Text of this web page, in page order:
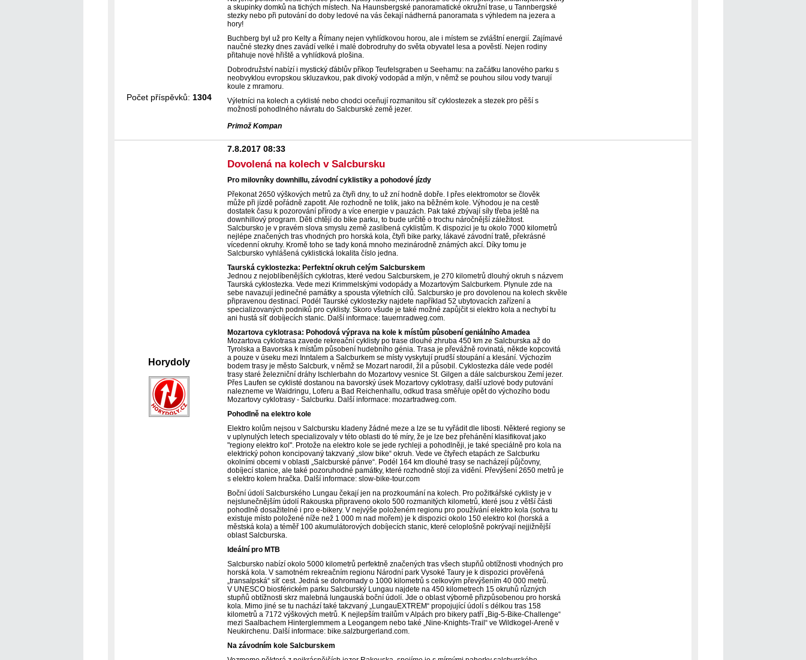
a skupinky domků na tichých místech. Na Haunsbergské panoramatické okružní trase, u Tannbergské
stezky nebo při putování do doby ledové na vás čekají nádherná panoramata s výhledem na jezera a
hory!
Buchberg byl už pro Kelty a Římany nejen vyhlídkovou horou, ale i místem se zvláštní energií. Zajímavé
naučné stezky dnes zavádí velké i malé dobrodruhy do světa obyvatel lesa a pověstí. Nejen rodiny
přitahuje nové hřiště a vyhlídková plošina.
Dobrodružství nabízí i mystický ďáblův příkop Teufelsgraben u Seehamu: na začátku lanového parku s
neobvyklou evropskou skluzavkou, pak divoký vodopád a mlýn, v němž se pouhou silou vody tvarují
koule z mramoru.
Výletníci na kolech a cyklisté nebo chodci oceňují rozmanitou síť cyklostezek a stezek pro pěší s
možností pohodlného návratu do Salcburské země jezer.
Primož Kompan
Počet příspěvků: 1304
Horydoly
7.8.2017 08:33
Dovolená na kolech v Salcbursku
Pro milovníky downhillu, závodní cyklistiky a pohodové jízdy
Překonat 2650 výškových metrů za čtyři dny, to už zní hodně dobře. I přes elektromotor se člověk
může při jízdě pořádně zapotit. Ale rozhodně ne tolik, jako na běžném kole. Výhodou je na cestě
dostatek času k pozorování přírody a více energie v pauzách. Pak také zbývají síly třeba ještě na
downhillový program. Děti chtějí do bike parku, to bude určitě o trochu náročnější záležitost.
Salcbursko je v pravém slova smyslu země zaslíbená cyklistům. K dispozici je tu okolo 7000 kilometrů
nejlépe značených tras vhodných pro horská kola, čtyři bike parky, lákavé závodní tratě, překrásné
vícedenní okruhy. Kromě toho se tady koná mnoho mezinárodně známých akcí. Díky tomu je
Salcbursko vyhlášená cyklistická lokalita číslo jedna.
Taurská cyklostezka: Perfektní okruh celým Salcburskem
Jednou z nejoblíbenějších cyklotras, které vedou Salcburskem, je 270 kilometrů dlouhý okruh s názvem
Taurská cyklostezka. Vede mezi Krimmelskými vodopády a Mozartovým Salcburkem. Plynule zde na
sebe navazují jedinečné památky a spousta výletních cílů. Salcbursko je pro dovolenou na kolech skvěle
připravenou destinací. Podél Taurské cyklostezky najdete například 52 ubytovacích zařízení a
specializovaných podniků pro cyklisty. Skoro všude je také možné zapůjčit si elektro kola a nechybí tu
ani hustá síť dobíjecích stanic. Další informace: tauernradweg.com.
Mozartova cyklotrasa: Pohodová výprava na kole k místům působení geniálního Amadea
Mozartova cyklotrasa zavede rekreační cyklisty po trase dlouhé zhruba 450 km ze Salcburska až do
Tyrolska a Bavorska k místům působení hudebního génia. Trasa je převážně rovinatá, někde kopcovitá
a pouze v úseku mezi Inntalem a Salcburkem se místy vyskytují prudší stoupání a klesání. Výchozím
bodem trasy je město Salcburk, v němž se Mozart narodil, žil a působil. Cyklostezka dále vede podél
trasy staré železniční dráhy Ischlerbahn do Mozartovy vesnice St. Gilgen a dále salcburskou Zemí jezer.
Přes Laufen se cyklisté dostanou na bavorský úsek Mozartovy cyklotrasy, další uzlové body putování
nalezneme ve Waidringu, Loferu a Bad Reichenhallu, odkud trasa směřuje opět do výchozího bodu
Mozartovy cyklotrasy - Salcburku. Další informace: mozartradweg.com.
Pohodlně na elektro kole
Elektro kolům nejsou v Salcbursku kladeny žádné meze a lze se tu vyřádit dle libosti. Některé regiony se
v uplynulých letech specializovaly v této oblasti do té míry, že je lze bez přehánění klasifikovat jako
"regiony elektro kol". Protože na elektro kole se jede rychleji a pohodlněji, je také speciálně pro kola na
elektrický pohon koncipovaný takzvaný „slow bike“ okruh. Vede ve čtyřech etapách ze Salcburku
okolními obcemi v oblasti „Salcburské pánve“. Podél 164 km dlouhé trasy se nacházejí půjčovny,
dobíjecí stanice, ale také pozoruhodné památky, které rozhodně stojí za vidění. Převýšení 2650 metrů je
s elektro kolem hračka. Další informace: slow-bike-tour.com
Boční údolí Salcburského Lungau čekají jen na prozkoumání na kolech. Pro požitkářské cyklisty je v
nejslunečnějším údolí Rakouska připraveno okolo 500 rozmanitých kilometrů, které jsou z větší části
pohodlně dosažitelné i pro e-bikery. V nejvýše položeném regionu pro používání elektro kola (sotva tu
existuje místo položené níže než 1 000 m nad mořem) je k dispozici okolo 150 elektro kol (horská a
městská kola) a téměř 100 akumulátorových dobíjecích stanic, které celoplošně pokrývají nejjižnější
oblast Salcburska.
Ideální pro MTB
Salcbursko nabízí okolo 5000 kilometrů perfektně značených tras všech stupňů obtížnosti vhodných pro
horská kola. V samotném rekreačním regionu Národní park Vysoké Taury je k dispozici prověřená
„transalpská“ síť cest. Jedná se dohromady o 1000 kilometrů s celkovým převýšením 40 000 metrů.
V UNESCO biosférickém parku Salcburský Lungau najdete na 450 kilometrech 15 okruhů různých
stupňů obtížnosti skrz malebná lungauská boční údolí. Jde o oblast výborně přizpůsobenou pro horská
kola. Mimo jiné se tu nachází také takzvaný „LungauEXTREM“ propojující údolí s délkou tras 158
kilometrů a 7172 výškových metrů. K nejlepším trailům v Alpách pro bikery patří „Big-5-Bike-Challenge“
mezi Saalbachem Hinterglemmem a Leogangem nebo také „Nine-Knights-Trail“ ve Wildkogel-Areně v
Neukirchenu. Další informace: bike.salzburgerland.com.
Na závodním kole Salcburskem